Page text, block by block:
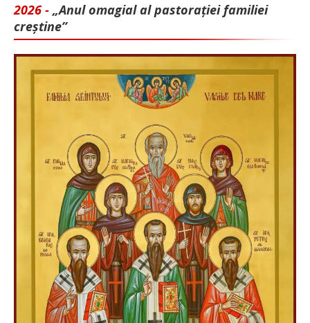
2026 - „Anul omagial al pastorației familiei
creștine”